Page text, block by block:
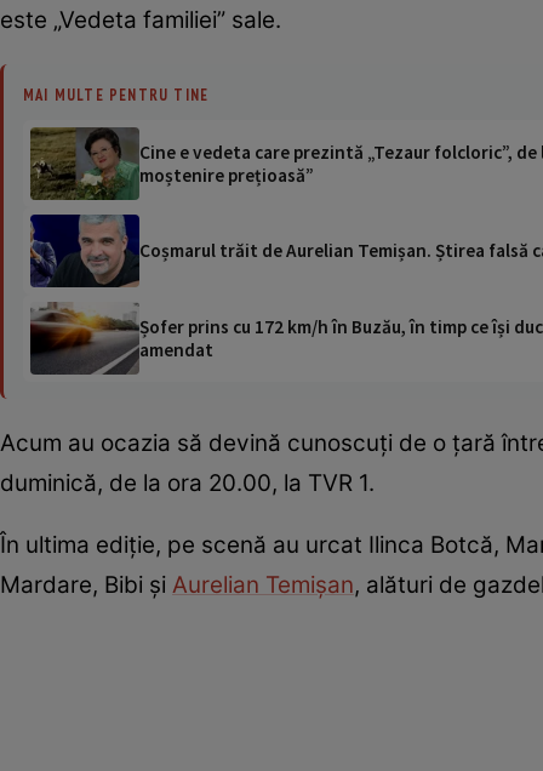
este „Vedeta familiei” sale.
MAI MULTE PENTRU TINE
Cine e vedeta care prezintă „Tezaur folcloric”,
moștenire prețioasă”
Coșmarul trăit de Aurelian Temișan. Știrea falsă
Șofer prins cu 172 km/h în Buzău, în timp ce își
amendat
Acum au ocazia să devină cunoscuţi de o ţară
duminică, de la ora 20.00, la TVR 1.
În ultima ediție, pe scenă au urcat Ilinca Botcă,
Mardare, Bibi și Aurelian Temișan, alături de